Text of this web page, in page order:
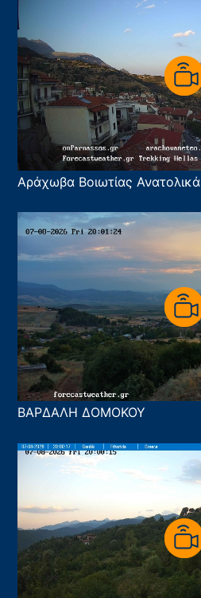
Αράχωβα Βοιωτίας Ανατολικά
ΒΑΡΔΑΛΗ ΔΟΜΟΚΟΥ